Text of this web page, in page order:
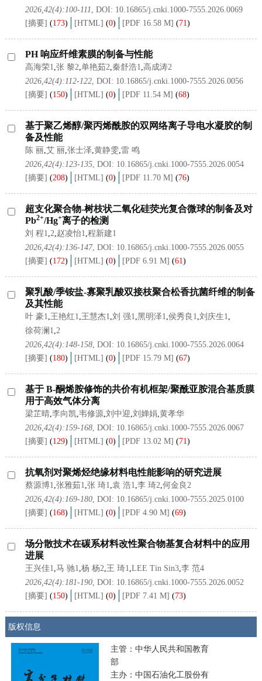
2026,42(4):100-111, DOI: 10.16865/j.cnki.1000-7555.2026.0069
[摘要] (173) [HTML] (0) [PDF 16.58 M] (71)
PH 响应纤维素膜的制备与性能
高海荣1,张 黎2,单艳茹2,秦舒浩1,高成涛2
2026,42(4):112-122, DOI: 10.16865/j.cnki.1000-7555.2026.0056
[摘要] (150) [HTML] (0) [PDF 11.54 M] (68)
基于聚乙烯醇/聚丙烯酰胺的双网络离子导电水凝胶的制
备及性能
陈 丽,艾 丽,张士泽,黄静雯,雷 鸣
2026,42(4):123-135, DOI: 10.16865/j.cnki.1000-7555.2026.0054
[摘要] (208) [HTML] (0) [PDF 11.70 M] (76)
超支化聚合物-树枝状二氧化硅荧光复合微球的制备及对
Pb2+/Hg+离子的检测
刘 程1,2,赵凌怡1,程新建1
2026,42(4):136-147, DOI: 10.16865/j.cnki.1000-7555.2026.0055
[摘要] (172) [HTML] (0) [PDF 6.91 M] (61)
聚乳酸/季铵盐-寡聚乳酸双接枝聚合松香抗菌纤维的制备
及其性能
叶 豪1,王艳红1,王慧杰1,刘 强1,黑明泽1,侯秀良1,刘庆生1,
徐荷澜1,2
2026,42(4):148-158, DOI: 10.16865/j.cnki.1000-7555.2026.0064
[摘要] (180) [HTML] (0) [PDF 15.79 M] (67)
基于 Β-酮烯胺修饰的共价有机框架/聚酰亚胺混合基质膜
用于高效气体分离
梁芷晴,李向凯,韦修源,刘中迎,刘婵娟,黄孝华
2026,42(4):159-168, DOI: 10.16865/j.cnki.1000-7555.2026.0067
[摘要] (129) [HTML] (0) [PDF 13.02 M] (71)
抗氧剂对聚烯烃绝缘材料电性能影响的研究进展
蔡源博1,张雅茹1,张 琦1,袁 浩1,李 琦2,何金良2
2026,42(4):169-180, DOI: 10.16865/j.cnki.1000-7555.2025.0100
[摘要] (168) [HTML] (0) [PDF 4.90 M] (69)
场分散技术在碳系材料改性聚合物基复合材料中的应用
进展
王兴佳1,马 驰1,杨 杨2,王 琦1,LEE Tin Sin3,李 范4
2026,42(4):181-190, DOI: 10.16865/j.cnki.1000-7555.2026.0052
[摘要] (150) [HTML] (0) [PDF 7.41 M] (73)
版权信息
主管：中华人民共和国教育
部
主办：中国石油化工股份有